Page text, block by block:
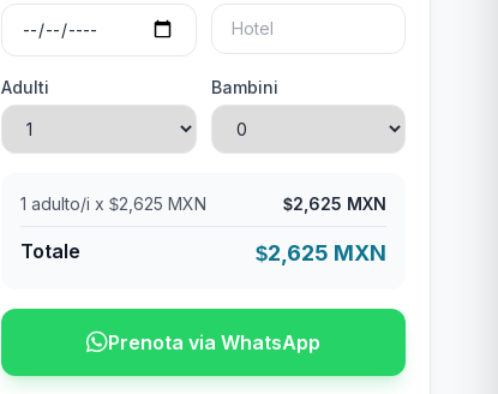
Adulti Bambini
1 adulto/i x$2,625 MXN $2,625 MXN
Totale $2,625 MXN
Prenota via WhatsApp